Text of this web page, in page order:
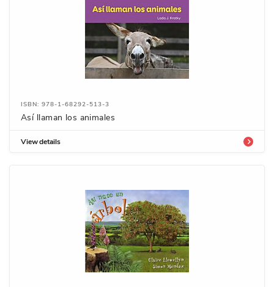
ISBN: 978-1-68292-513-3
Así llaman los animales
View details